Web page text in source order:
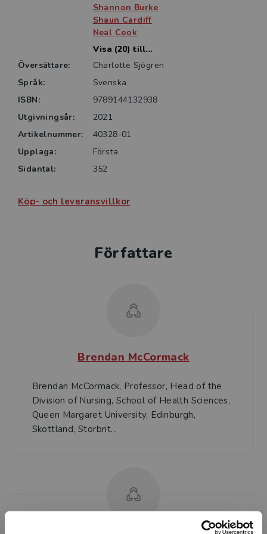
Shannon Burke
Shaun Cardiff
Neal Cook
Visa (20) till...
Översättare:
Charlotte Sjögren
Språk:
Svenska
ISBN:
9789144132938
Utgivningsår:
2021
Artikelnummer:
40328-01
Upplaga:
Första
Sidantal:
352
Köp- och leveransvillkor
Författare
Brendan McCormack
Brendan McCormack, Professor, Head of the
Division of Nursing, School of Health Sciences,
Queen Margaret University, Edinburgh,
Skottland, Storbrit...